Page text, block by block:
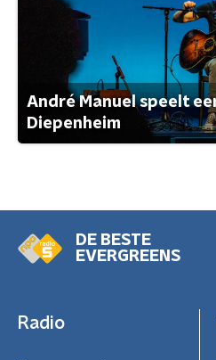
André Manuel speelt
Diepenheim
DE BESTE
EVERGREENS
Radio